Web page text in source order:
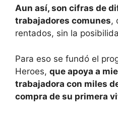
Aun así, son cifras de
trabajadores comunes,
rentados, sin la
Para eso se fundó el
Heroes, que apoya a
trabajadora con miles
compra de su primera